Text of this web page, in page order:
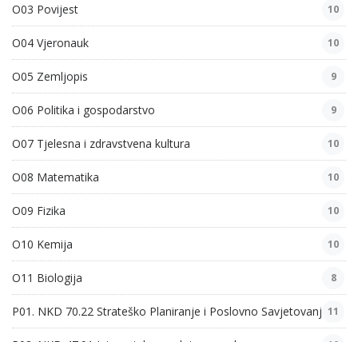
O03 Povijest 10
O04 Vjeronauk 10
O05 Zemljopis 9
O06 Politika i gospodarstvo 9
O07 Tjelesna i zdravstvena kultura 10
O08 Matematika 10
O09 Fizika 10
O10 Kemija 10
O11 Biologija 8
P01. NKD 70.22 Strateško Planiranje i Poslovno Savjetovanje11